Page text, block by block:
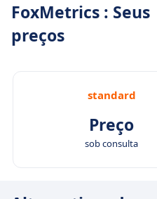
FoxMetrics : Seus
preços
standard
Preço
sob consulta